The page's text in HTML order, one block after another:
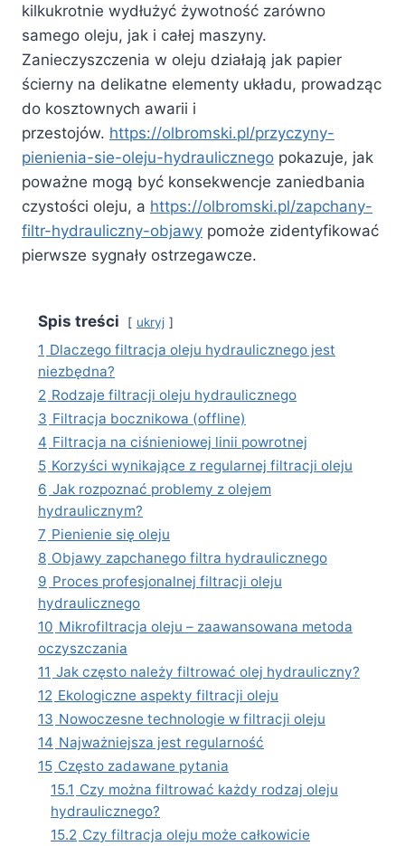
kilkukrotnie wydłużyć żywotność zarówno
samego oleju, jak i całej maszyny.
Zanieczyszczenia w oleju działają jak papier
ścierny na delikatne elementy układu, prowadząc
do kosztownych awarii i
przestojów. https://olbromski.pl/przyczyny-
pienienia-sie-oleju-hydraulicznego pokazuje, jak
poważne mogą być konsekwencje zaniedbania
czystości oleju, a https://olbromski.pl/zapchany-
filtr-hydrauliczny-objawy pomoże zidentyfikować
pierwsze sygnały ostrzegawcze.
Spis treści ukryj
1 Dlaczego filtracja oleju hydraulicznego jest
niezbędna?
2 Rodzaje filtracji oleju hydraulicznego
3 Filtracja bocznikowa (offline)
4 Filtracja na ciśnieniowej linii powrotnej
5 Korzyści wynikające z regularnej filtracji oleju
6 Jak rozpoznać problemy z olejem
hydraulicznym?
7 Pienienie się oleju
8 Objawy zapchanego filtra hydraulicznego
9 Proces profesjonalnej filtracji oleju
hydraulicznego
10 Mikrofiltracja oleju – zaawansowana metoda
oczyszczania
11 Jak często należy filtrować olej hydrauliczny?
12 Ekologiczne aspekty filtracji oleju
13 Nowoczesne technologie w filtracji oleju
14 Najważniejsza jest regularność
15 Często zadawane pytania
15.1 Czy można filtrować każdy rodzaj oleju
hydraulicznego?
15.2 Czy filtracja oleju może całkowicie